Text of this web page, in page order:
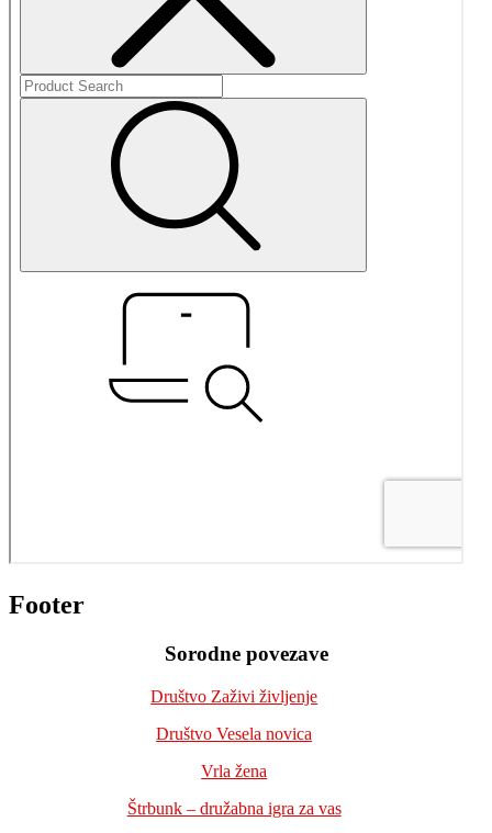
Footer
Sorodne povezave
Društvo Zaživi življenje
Društvo Vesela novica
Vrla žena
Štrbunk – družabna igra za vas